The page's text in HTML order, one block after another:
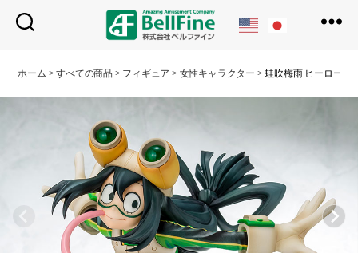
フ
イ
ホーム >すべての商品 > フィギュア > 女性キャラクター >蛙吹梅雨 ヒーロース